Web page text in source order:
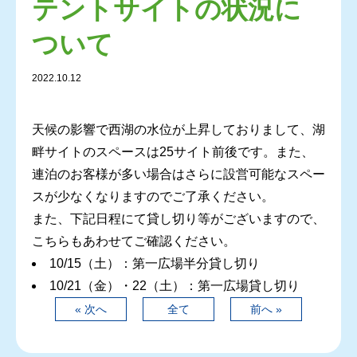
テントサイトの状況に
ついて
2022.10.12
天候の影響で西湖の水位が上昇しておりまして、湖
畔サイトのスペースは25サイト前後です。また、
連泊のお客様が多い場合はさらに設営可能なスペー
スが少なくなりますのでご了承ください。
また、下記日程にて貸し切り等がございますので、
こちらもあわせてご確認ください。
10/15（土）：第一広場半分貸し切り
10/21（金）・22（土）：第一広場貸し切り
« 次へ 全て 前へ »